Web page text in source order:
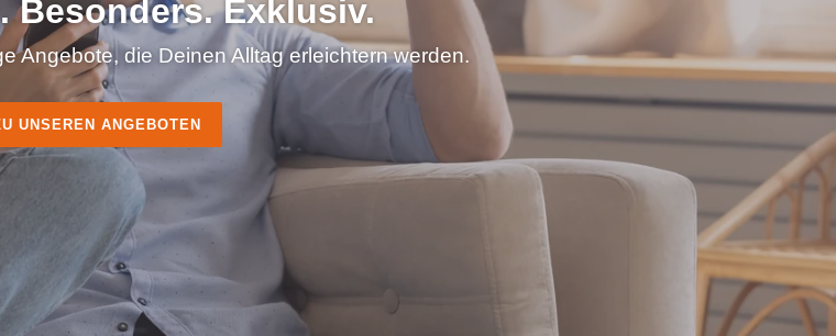
Besonders. Exklusiv.
Angebote, die Deinen Alltag erleichtern werden.
UNSEREN ANGEBOTEN